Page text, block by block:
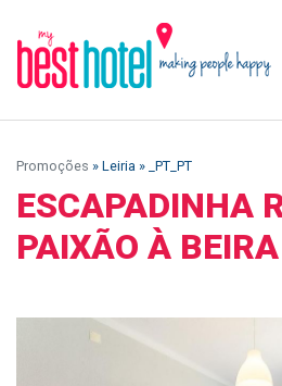
Promoções » Leiria » _PT_PT
ESCAPADINHA
PAIXÃO À